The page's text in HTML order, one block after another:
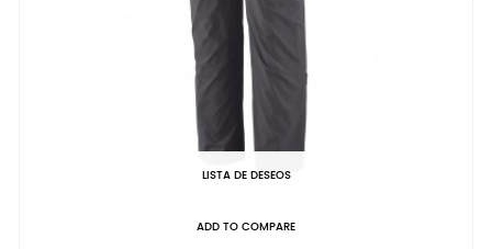
LISTA DE DESEOS
ADD TO COMPARE